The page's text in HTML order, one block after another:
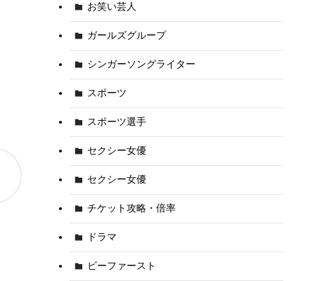
お笑い芸人
ガールズグループ
シンガーソングライター
スポーツ
スポーツ選手
セクシー女優
セクシー女優
チケット攻略・倍率
ドラマ
ビーファースト